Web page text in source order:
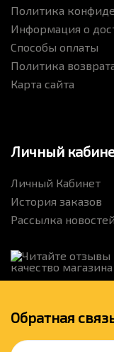
Политика
Информация о
Способы оплаты
Политика
Карта сайта
Личный
Личный Кабинет
История заказов
Рассылка новостей
Обратная